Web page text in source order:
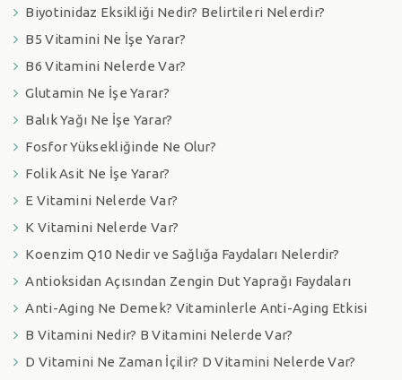
Biyotinidaz Eksikliği Nedir? Belirtileri Nelerdir?
B5 Vitamini Ne İşe Yarar?
B6 Vitamini Nelerde Var?
Glutamin Ne İşe Yarar?
Balık Yağı Ne İşe Yarar?
Fosfor Yüksekliğinde Ne Olur?
Folik Asit Ne İşe Yarar?
E Vitamini Nelerde Var?
K Vitamini Nelerde Var?
Koenzim Q10 Nedir ve Sağlığa Faydaları Nelerdir?
Antioksidan Açısından Zengin Dut Yaprağı Faydaları
Anti-Aging Ne Demek? Vitaminlerle Anti-Aging Etkisi
B Vitamini Nedir? B Vitamini Nelerde Var?
D Vitamini Ne Zaman İçilir? D Vitamini Nelerde Var?